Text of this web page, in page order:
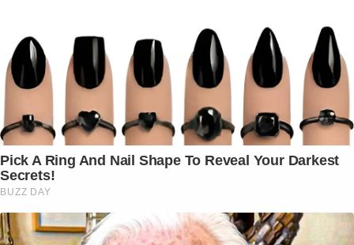
Pick A Ring And Nail Shape To Reveal Your Darkest
Secrets!
BUZZ DAY